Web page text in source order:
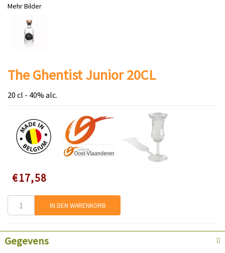
Mehr Bilder
The Ghentist Junior 20CL
20 cl - 40% alc.
Speciale
prijs
€17,58
IN DEN WARENKORB
Gegevens